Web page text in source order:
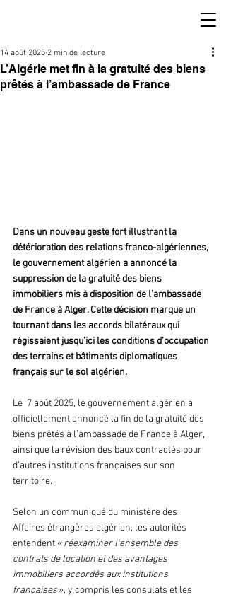
L’Algérie met fin à la gratuité des biens
prêtés à l’ambassade de France
14 août 2025 2 min de lecture
Dans un nouveau geste fort illustrant la
détérioration des relations franco-algériennes,
le gouvernement algérien a annoncé la
suppression de la gratuité des biens
immobiliers mis à disposition de l’ambassade
de France à Alger. Cette décision marque un
tournant dans les accords bilatéraux qui
régissaient jusqu’ici les conditions d’occupation
des terrains et bâtiments diplomatiques
français sur le sol algérien.
Le  7 août 2025, le gouvernement algérien a
officiellement annoncé la fin de la gratuité des
biens prêtés à l’ambassade de France à Alger,
ainsi que la révision des baux contractés pour
d’autres institutions françaises sur son
territoire.
Selon un communiqué du ministère des
Affaires étrangères algérien, les autorités
entendent « réexaminer l’ensemble des
contrats de location et des avantages
immobiliers accordés aux institutions
françaises », y compris les consulats et les